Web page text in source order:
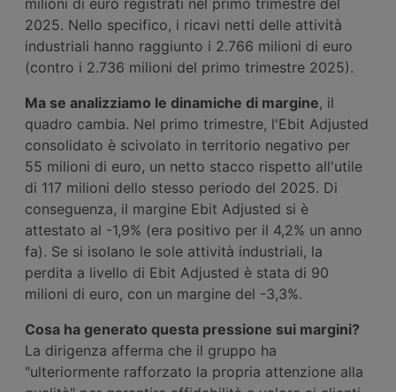
2025. Nello specifico, i ricavi netti delle attività
industriali hanno raggiunto i 2.766 milioni di euro
(contro i 2.736 milioni del primo trimestre 2025).
Ma se analizziamo le dinamiche di margine, il
quadro cambia. Nel primo trimestre, l'Ebit Adjusted
consolidato è scivolato in territorio negativo per
55 milioni di euro, un netto stacco rispetto all'utile
di 117 milioni dello stesso periodo del 2025. Di
conseguenza, il margine Ebit Adjusted si è
attestato al -1,9% (era positivo per il 4,2% un anno
fa). Se si isolano le sole attività industriali, la
perdita a livello di Ebit Adjusted è stata di 90
milioni di euro, con un margine del -3,3%.
Cosa ha generato questa pressione sui margini?
La dirigenza afferma che il gruppo ha
"ulteriormente rafforzato la propria attenzione alla